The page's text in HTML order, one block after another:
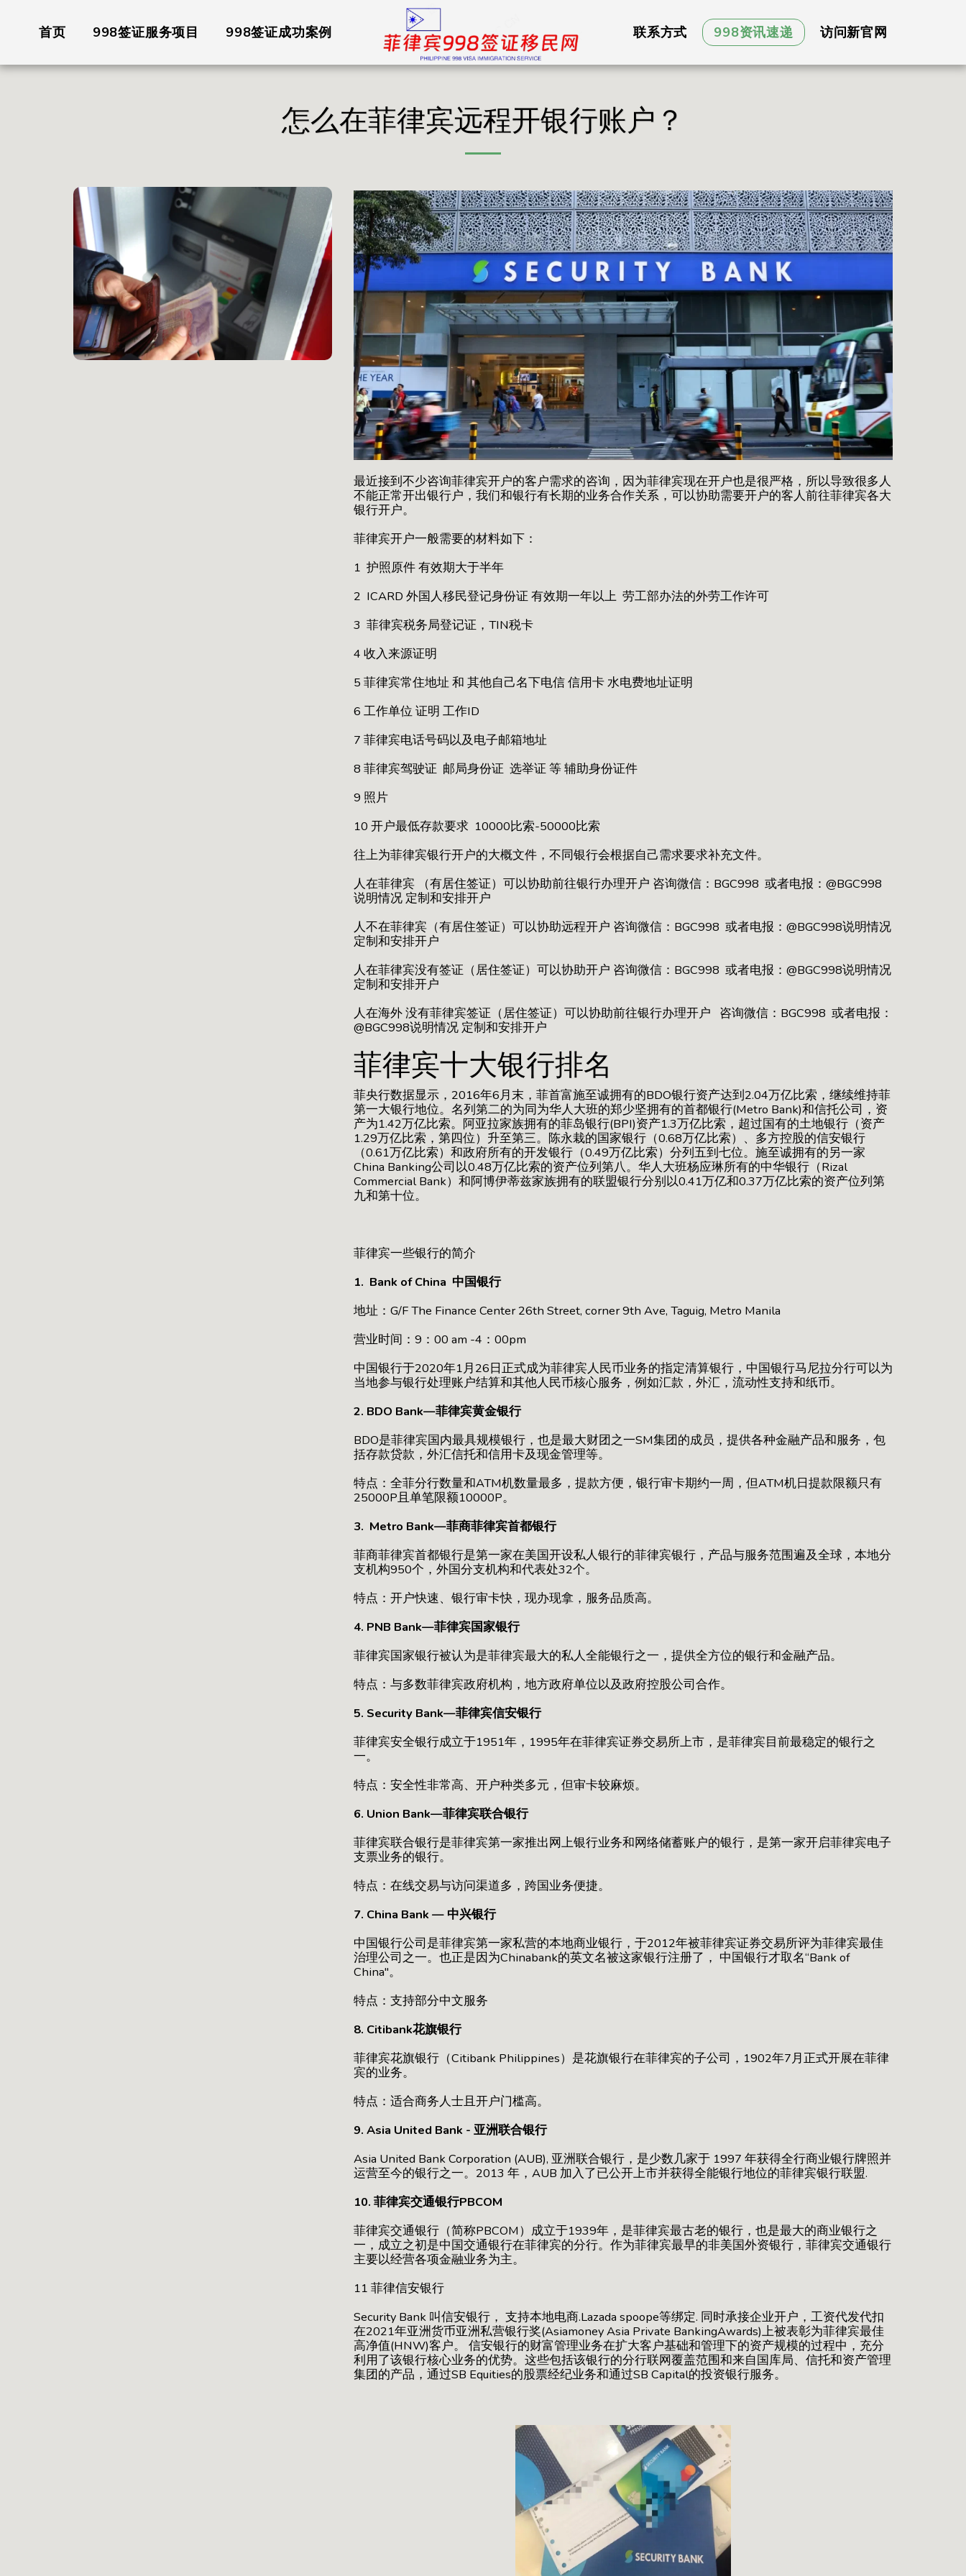
首页 998签证服务项目 998签证成功案例 联系方式 998资讯速递 访问新官网
怎么在菲律宾远程开银行账户？
最近接到不少咨询菲律宾开户的客户需求的咨询，因为菲律宾现在开户也是很严格，所以导致很多人
不能正常开出银行户，我们和银行有长期的业务合作关系，可以协助需要开户的客人前往菲律宾各大
银行开户。
菲律宾开户一般需要的材料如下：
1 护照原件 有效期大于半年
2 ICARD 外国人移民登记身份证 有效期一年以上 劳工部办法的外劳工作许可
3 菲律宾税务局登记证，TIN税卡
4 收入来源证明
5 菲律宾常住地址 和 其他自己名下电信 信用卡 水电费地址证明
6 工作单位 证明 工作ID
7 菲律宾电话号码以及电子邮箱地址
8 菲律宾驾驶证 邮局身份证 选举证 等 辅助身份证件
9 照片
10 开户最低存款要求 10000比索-50000比索
往上为菲律宾银行开户的大概文件，不同银行会根据自己需求要求补充文件。
人在菲律宾 （有居住签证）可以协助前往银行办理开户 咨询微信：BGC998 或者电报：@BGC998
说明情况 定制和安排开户
人不在菲律宾（有居住签证）可以协助远程开户 咨询微信：BGC998 或者电报：@BGC998说明情况
定制和安排开户
人在菲律宾没有签证（居住签证）可以协助开户 咨询微信：BGC998 或者电报：@BGC998说明情况
定制和安排开户
人在海外 没有菲律宾签证（居住签证）可以协助前往银行办理开户 咨询微信：BGC998 或者电报：
@BGC998说明情况 定制和安排开户
菲律宾十大银行排名
菲央行数据显示，2016年6月末，菲首富施至诚拥有的BDO银行资产达到2.04万亿比索，继续维持菲
第一大银行地位。名列第二的为同为华人大班的郑少坚拥有的首都银行(Metro Bank)和信托公司，资
产为1.42万亿比索。阿亚拉家族拥有的菲岛银行(BPI)资产1.3万亿比索，超过国有的土地银行（资产
1.29万亿比索，第四位）升至第三。陈永栽的国家银行（0.68万亿比索）、多方控股的信安银行
（0.61万亿比索）和政府所有的开发银行（0.49万亿比索）分列五到七位。施至诚拥有的另一家
China Banking公司以0.48万亿比索的资产位列第八。华人大班杨应琳所有的中华银行（Rizal
Commercial Bank）和阿博伊蒂兹家族拥有的联盟银行分别以0.41万亿和0.37万亿比索的资产位列第
九和第十位。
菲律宾一些银行的简介
1. Bank of China 中国银行
地址：G/F The Finance Center 26th Street, corner 9th Ave, Taguig, Metro Manila
营业时间：9：00 am -4：00pm
中国银行于2020年1月26日正式成为菲律宾人民币业务的指定清算银行，中国银行马尼拉分行可以为
当地参与银行处理账户结算和其他人民币核心服务，例如汇款，外汇，流动性支持和纸币。
2. BDO Bank—菲律宾黄金银行
BDO是菲律宾国内最具规模银行，也是最大财团之一SM集团的成员，提供各种金融产品和服务，包
括存款贷款，外汇信托和信用卡及现金管理等。
特点：全菲分行数量和ATM机数量最多，提款方便，银行审卡期约一周，但ATM机日提款限额只有
25000P且单笔限额10000P。
3. Metro Bank—菲商菲律宾首都银行
菲商菲律宾首都银行是第一家在美国开设私人银行的菲律宾银行，产品与服务范围遍及全球，本地分
支机构950个，外国分支机构和代表处32个。
特点：开户快速、银行审卡快，现办现拿，服务品质高。
4. PNB Bank—菲律宾国家银行
菲律宾国家银行被认为是菲律宾最大的私人全能银行之一，提供全方位的银行和金融产品。
特点：与多数菲律宾政府机构，地方政府单位以及政府控股公司合作。
5. Security Bank—菲律宾信安银行
菲律宾安全银行成立于1951年，1995年在菲律宾证券交易所上市，是菲律宾目前最稳定的银行之
一。
特点：安全性非常高、开户种类多元，但审卡较麻烦。
6. Union Bank—菲律宾联合银行
菲律宾联合银行是菲律宾第一家推出网上银行业务和网络储蓄账户的银行，是第一家开启菲律宾电子
支票业务的银行。
特点：在线交易与访问渠道多，跨国业务便捷。
7. China Bank — 中兴银行
中国银行公司是菲律宾第一家私营的本地商业银行，于2012年被菲律宾证券交易所评为菲律宾最佳
治理公司之一。也正是因为Chinabank的英文名被这家银行注册了， 中国银行才取名“Bank of
China"。
特点：支持部分中文服务
8. Citibank花旗银行
菲律宾花旗银行（Citibank Philippines）是花旗银行在菲律宾的子公司，1902年7月正式开展在菲律
宾的业务。
特点：适合商务人士且开户门槛高。
9. Asia United Bank - 亚洲联合银行
Asia United Bank Corporation (AUB), 亚洲联合银行，是少数几家于 1997 年获得全行商业银行牌照并
运营至今的银行之一。2013 年，AUB 加入了已公开上市并获得全能银行地位的菲律宾银行联盟.
10. 菲律宾交通银行PBCOM
菲律宾交通银行（简称PBCOM）成立于1939年，是菲律宾最古老的银行，也是最大的商业银行之
一，成立之初是中国交通银行在菲律宾的分行。作为菲律宾最早的非美国外资银行，菲律宾交通银行
主要以经营各项金融业务为主。
11 菲律信安银行
Security Bank 叫信安银行， 支持本地电商.Lazada spoope等绑定. 同时承接企业开户，工资代发代扣
在2021年亚洲货币亚洲私营银行奖(Asiamoney Asia Private BankingAwards)上被表彰为菲律宾最佳
高净值(HNW)客户。 信安银行的财富管理业务在扩大客户基础和管理下的资产规模的过程中，充分
利用了该银行核心业务的优势。这些包括该银行的分行联网覆盖范围和来自国库局、信托和资产管理
集团的产品，通过SB Equities的股票经纪业务和通过SB Capital的投资银行服务。